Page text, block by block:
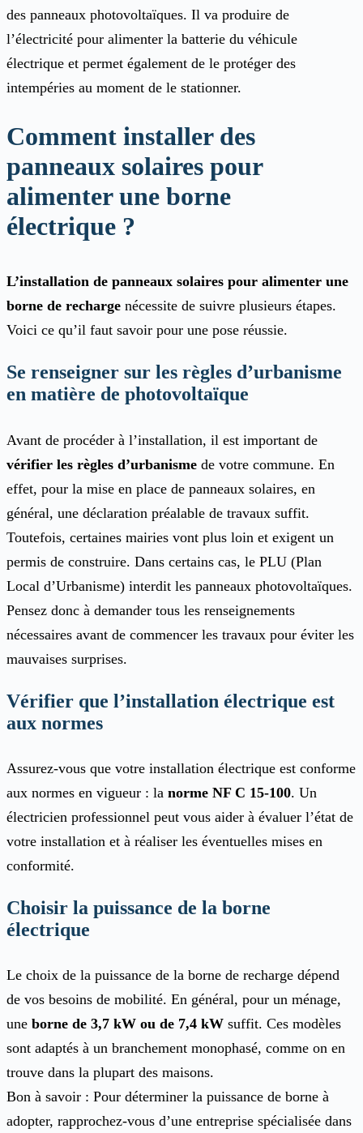
des panneaux photovoltaïques. Il va produire de
l’électricité pour alimenter la batterie du véhicule
électrique et permet également de le protéger des
intempéries au moment de le stationner.
Comment installer des
panneaux solaires pour
alimenter une borne
électrique ?
L’installation de panneaux solaires pour alimenter une
borne de recharge nécessite de suivre plusieurs étapes.
Voici ce qu’il faut savoir pour une pose réussie.
Se renseigner sur les règles d’urbanisme
en matière de photovoltaïque
Avant de procéder à l’installation, il est important de
vérifier les règles d’urbanisme de votre commune. En
effet, pour la mise en place de panneaux solaires, en
général, une déclaration préalable de travaux suffit.
Toutefois, certaines mairies vont plus loin et exigent un
permis de construire. Dans certains cas, le PLU (Plan
Local d’Urbanisme) interdit les panneaux photovoltaïques.
Pensez donc à demander tous les renseignements
nécessaires avant de commencer les travaux pour éviter les
mauvaises surprises.
Vérifier que l’installation électrique est
aux normes
Assurez-vous que votre installation électrique est conforme
aux normes en vigueur : la norme NF C 15-100. Un
électricien professionnel peut vous aider à évaluer l’état de
votre installation et à réaliser les éventuelles mises en
conformité.
Choisir la puissance de la borne
électrique
Le choix de la puissance de la borne de recharge dépend
de vos besoins de mobilité. En général, pour un ménage,
une borne de 3,7 kW ou de 7,4 kW suffit. Ces modèles
sont adaptés à un branchement monophasé, comme on en
trouve dans la plupart des maisons.
Bon à savoir : Pour déterminer la puissance de borne à
adopter, rapprochez-vous d’une entreprise spécialisée dans